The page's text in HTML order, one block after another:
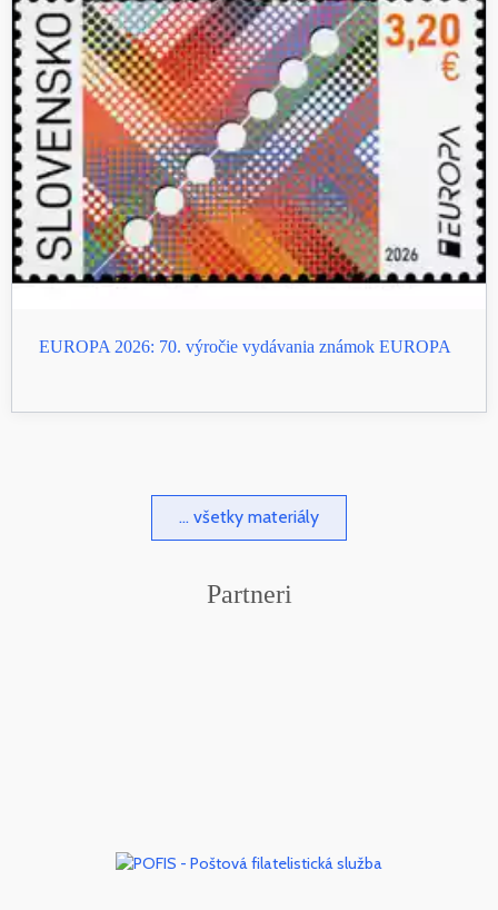
EUROPA 2026: 70. výročie vydávania známok EUROPA
... všetky materiály
Partneri